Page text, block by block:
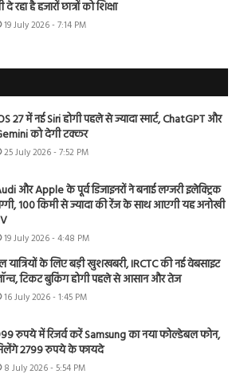
दे रहा है हजारों छात्रों को शिक्षा
19 July 2026 - 7:14 PM
27 में नई Siri होगी पहले से ज्यादा स्मार्ट, ChatGPT और
को देगी टक्कर
25 July 2026 - 7:52 PM
और Apple के पूर्व डिजाइनरों ने बनाई लग्जरी इलेक्ट्रिक
100 किमी से ज्यादा की रेंज के साथ आएगी यह अनोखी
19 July 2026 - 4:48 PM
यात्रियों के लिए बड़ी खुशखबरी, IRCTC की नई वेबसाइट
टिकट बुकिंग होगी पहले से आसान और तेज
16 July 2026 - 1:45 PM
रुपये में रिजर्व करें Samsung का नया फोल्डेबल फोन,
2799 रुपये के फायदे
8 July 2026 - 5:54 PM